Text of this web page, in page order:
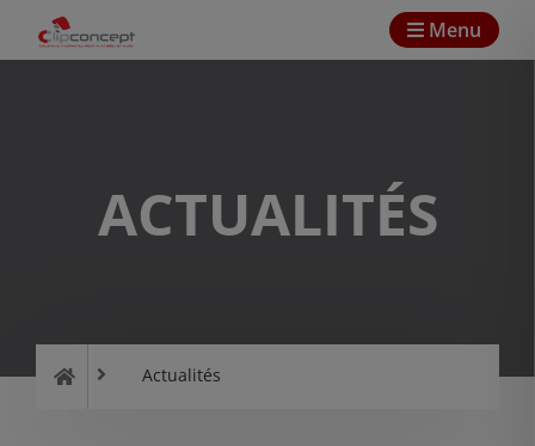
Menu
ACTUALITÉS
Actualités